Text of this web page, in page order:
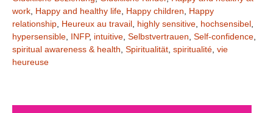
work Happy and healthy life Happy children
Happy
relationship Heureux au travail highly sensitive hochsensibel
hypersensible INFP, intuitive Selbstvertrauen Self-confidence
spiritual awareness & health Spiritualität spiritualité vie
heureuse